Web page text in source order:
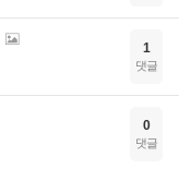
1
댓글
0
댓글